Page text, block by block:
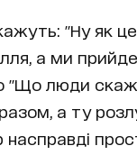
"Ну як
а ми
"Що люди
а ту